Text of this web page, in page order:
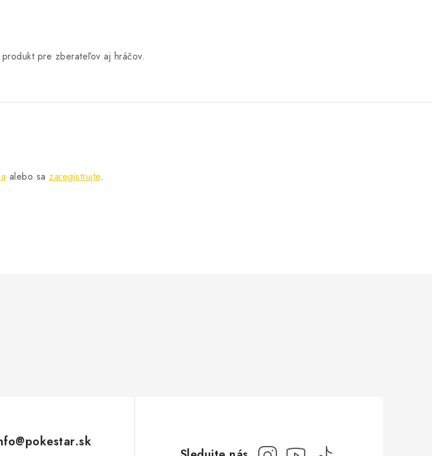
pre zberateľov aj hráčov.
alebo sa zaregistrujte.
@pokestar.sk